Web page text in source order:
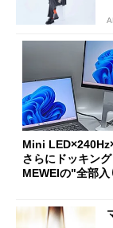
Mini
さらにドッキン
MEWEIの"全部